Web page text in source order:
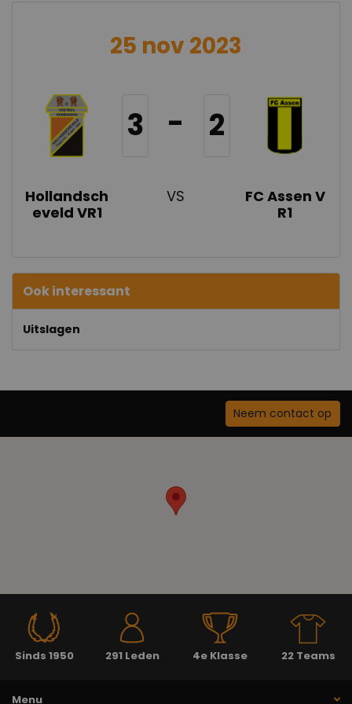
25 nov 2023
3 - 2
Hollandsch
eveld VR1
VS
FC Assen V
R1
Ook interessant
Uitslagen
Neem contact op
Sinds 1950 291 Leden 4e Klasse 22 Teams
Menu